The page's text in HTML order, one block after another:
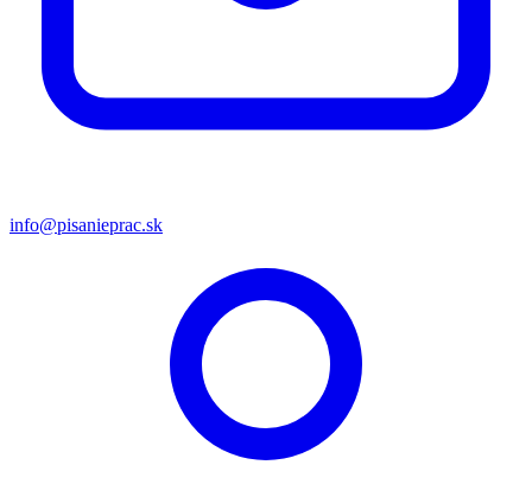
info@pisanieprac.sk